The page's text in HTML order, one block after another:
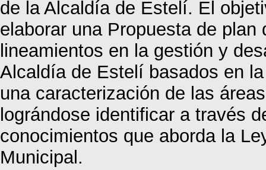
de la Alcaldía de Estelí. El
elaborar una Propuesta de
lineamientos en la gestión y
Alcaldía de Estelí basados en
una caracterización de las
lográndose identificar a través
conocimientos que aborda la
Municipal.